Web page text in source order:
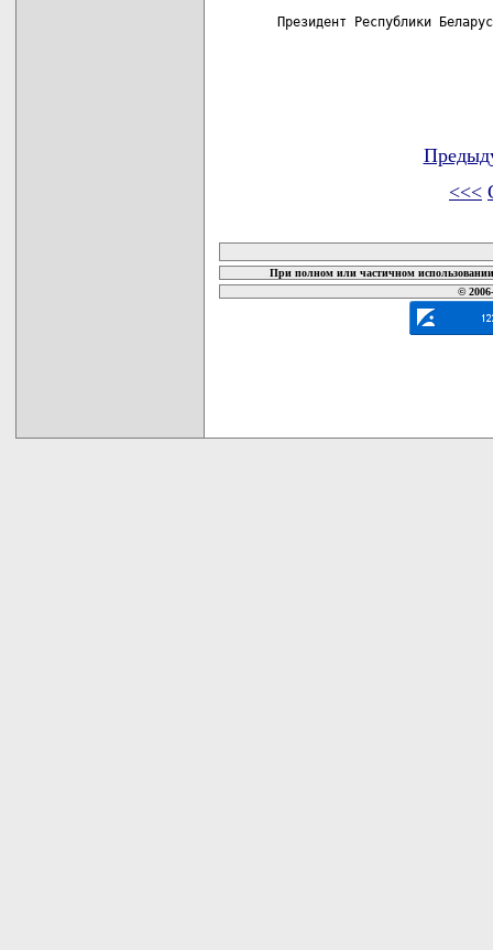
Президент Республики
<<<
При полном или частичном
©